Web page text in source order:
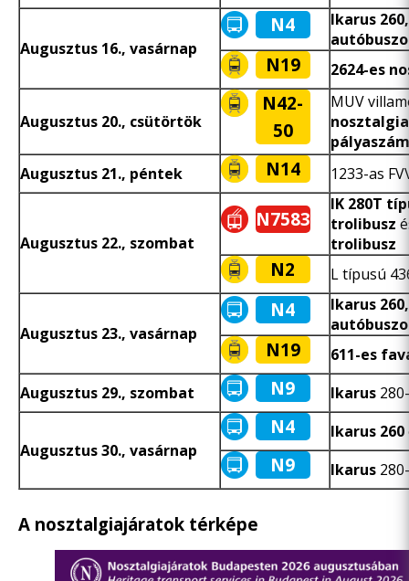
Augusztus 16., vasárnap
N4 Ikarus 260
N19 2624-es
Augusztus 20., csütörtök
N42-
50
MUV
Augusztus 21., péntek
N14 1233-as
Augusztus 22., szombat
N7583
IK 280T
trolibusz
trolibusz
N2 L típusú
Augusztus 23., vasárnap
N4 Ikarus 260
N19
611-es
Augusztus 29., szombat
N9 Ikarus
Augusztus 30., vasárnap
N4 Ikarus 260
N9 Ikarus
A nosztalgiajáratok térképe